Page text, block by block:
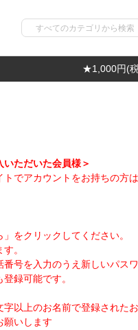
★1,000円(
ただいた会員様＞
でアカウントをお持ちの方
をクリックしてください。
。
号を入力のうえ新しいパス
録可能です。
以上のお名前で登録された
願いします